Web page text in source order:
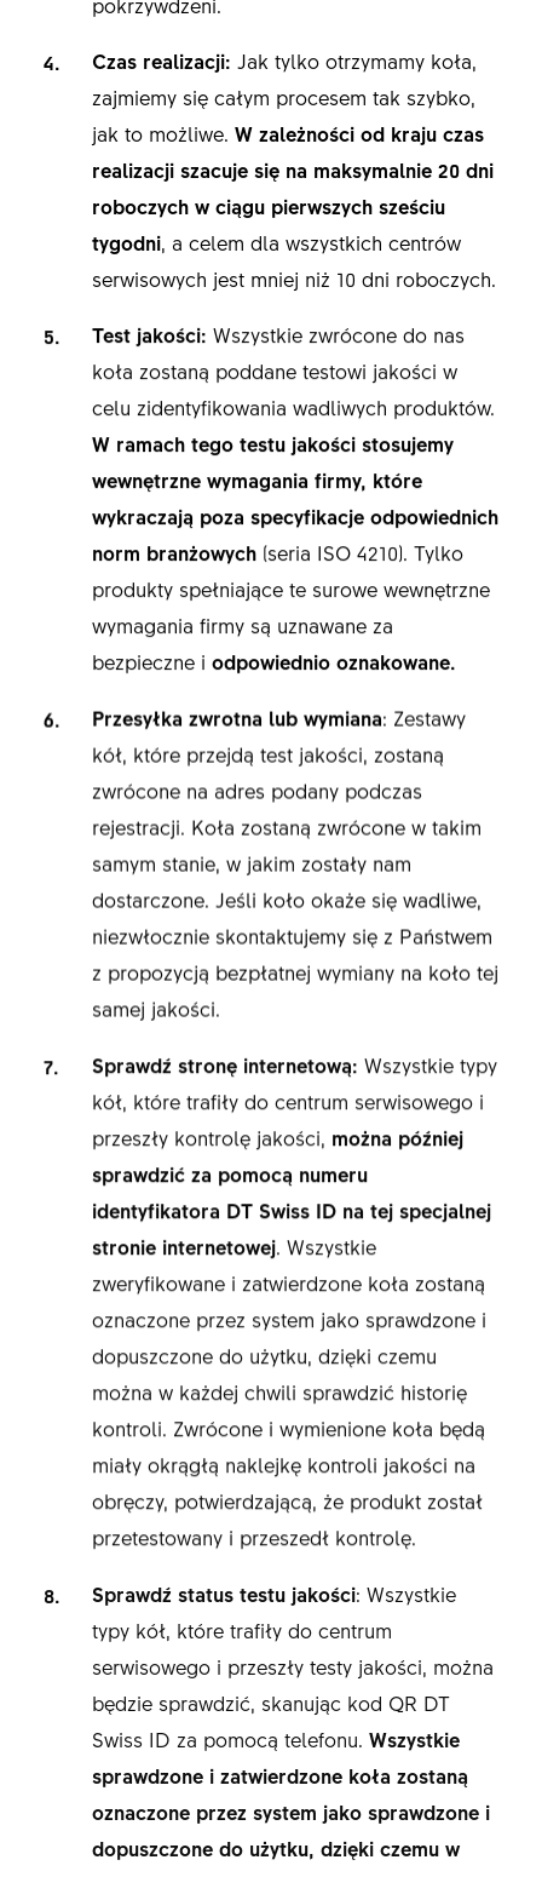
Czas realizacji: Jak tylko otrzymamy koła,
zajmiemy się całym procesem tak szybko,
jak to możliwe. W zależności od kraju czas
realizacji szacuje się na maksymalnie 20 dni
roboczych w ciągu pierwszych sześciu
tygodni, a celem dla wszystkich centrów
serwisowych jest mniej niż 10 dni roboczych.
Test jakości: Wszystkie zwrócone do nas
koła zostaną poddane testowi jakości w
celu zidentyfikowania wadliwych produktów.
W ramach tego testu jakości stosujemy
wewnętrzne wymagania firmy, które
wykraczają poza specyfikacje odpowiednich
norm branżowych(seria ISO 4210). Tylko
produkty spełniające te surowe wewnętrzne
wymagania firmy są uznawane za
bezpieczne i odpowiednio oznakowane.
Przesyłka zwrotna lub wymiana: Zestawy
kół, które przejdą test jakości, zostaną
zwrócone na adres podany podczas
rejestracji. Koła zostaną zwrócone w takim
samym stanie, w jakim zostały nam
dostarczone. Jeśli koło okaże się wadliwe,
niezwłocznie skontaktujemy się z Państwem
z propozycją bezpłatnej wymiany na koło tej
samej jakości.
Sprawdź stronę internetową: Wszystkie typy
kół, które trafiły do centrum serwisowego i
przeszły kontrolę jakości, można później
sprawdzić za pomocą numeru
identyfikatora DT Swiss ID na tej specjalnej
stronie internetowej. Wszystkie
zweryfikowane i zatwierdzone koła zostaną
oznaczone przez system jako sprawdzone i
dopuszczone do użytku, dzięki czemu
można w każdej chwili sprawdzić historię
kontroli. Zwrócone i wymienione koła będą
miały okrągłą naklejkę kontroli jakości na
obręczy, potwierdzającą, że produkt został
przetestowany i przeszedł kontrolę.
Sprawdź status testu jakości: Wszystkie
typy kół, które trafiły do centrum
serwisowego i przeszły testy jakości, można
będzie sprawdzić, skanując kod QR DT
Swiss ID za pomocą telefonu. Wszystkie
sprawdzone i zatwierdzone koła zostaną
oznaczone przez system jako sprawdzone i
dopuszczone do użytku, dzięki czemu w